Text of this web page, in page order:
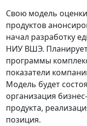
Свою модель
продуктов
начал разработку
НИУ ВШЭ.
программы
показатели
Модель будет
организация
продукта,
позиция.